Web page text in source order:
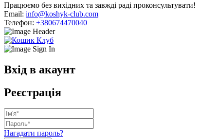
Працюємо без вихідних та завжді раді проконсультувати!
Email: info@koshyk-club.com
Телефон: +380674470040
Вхід в акаунт
Реєстрація
Нагадати пароль?